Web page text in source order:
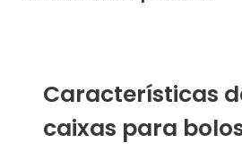
Características
caixas para